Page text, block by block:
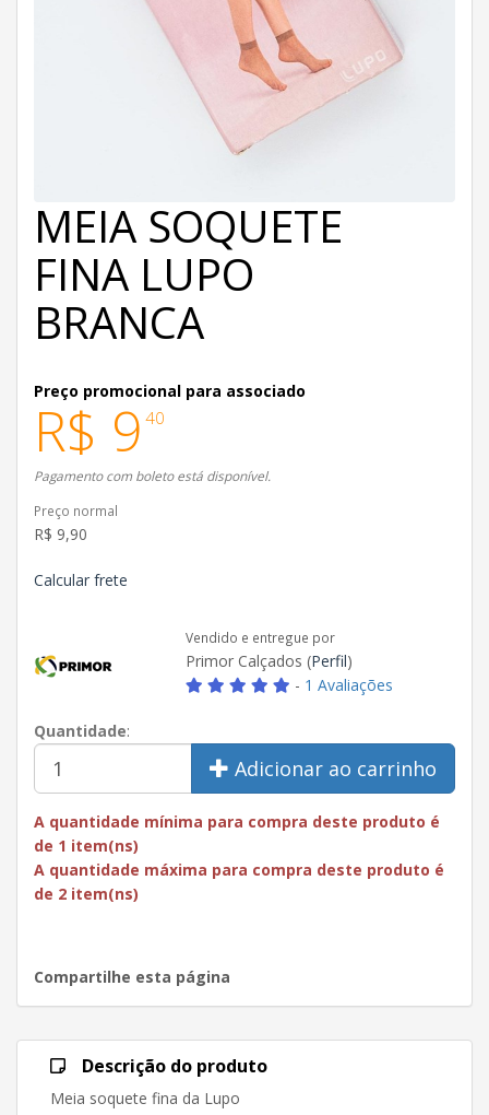
MEIA SOQUETE
FINA LUPO
BRANCA
Preço promocional para associado
R$ 9 40
Pagamento com boleto está disponível.
Preço normal
R$ 9,90
Calcular frete
Vendido e entregue por
Primor Calçados (Perfil)
- 1 Avaliações
Quantidade:
Adicionar ao carrinho
A quantidade mínima para compra deste produto é
de 1 item(ns)
A quantidade máxima para compra deste produto é
de 2 item(ns)
Compartilhe esta página
Descrição do produto
Meia soquete fina da Lupo